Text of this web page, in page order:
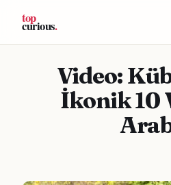
Video:
İkonik 10